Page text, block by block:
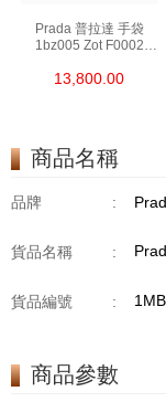
Prada 普拉達 手袋
1bz005 Zot F0002
13,800.00
商品名稱
品牌 :
貨品名稱 :
貨品編號 :
商品參數